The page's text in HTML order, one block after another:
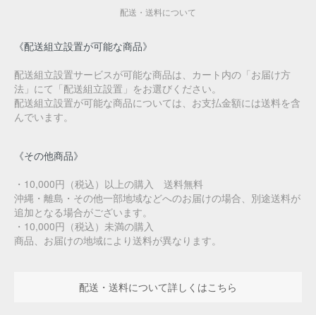
配送・送料について
《配送組立設置が可能な商品》
配送組立設置サービスが可能な商品は、カート内の「お届け方
法」にて「配送組立設置」をお選びください。
配送組立設置が可能な商品については、お支払金額には送料を含
んでいます。
《その他商品》
・10,000円（税込）以上の購入 送料無料
沖縄・離島・その他一部地域などへのお届けの場合、別途送料が
追加となる場合がございます。
・10,000円（税込）未満の購入
商品、お届けの地域により送料が異なります。
配送・送料について詳しくはこちら